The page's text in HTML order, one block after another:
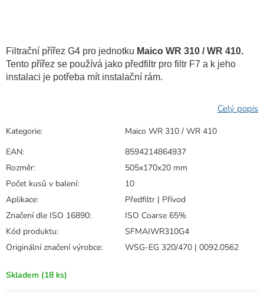
Skladem (18 ks)
Filtrační přířez G4 pro jednotku Maico WR 310 / WR 410.
Tento přířez se používá jako předfiltr pro filtr F7 a k jeho
instalaci je potřeba mít instalační rám.
Kategorie:
Maico WR 310 / WR 410
EAN:
8594214864937
Rozměr:
505x170x20 mm
Počet kusů v balení:
10
Aplikace:
Předfiltr | Přívod
Značení dle ISO 16890:
ISO Coarse 65%
Kód produktu:
SFMAIWR310G4
Originální značení výrobce: WSG-EG 320/470 | 0092.0562